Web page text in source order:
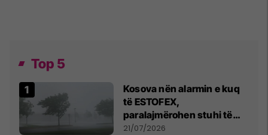
Top 5
Kosova nën alarmin e kuq
të ESTOFEX,
paralajmërohen stuhi të
fuqishme me breshër dhe
21/07/2026